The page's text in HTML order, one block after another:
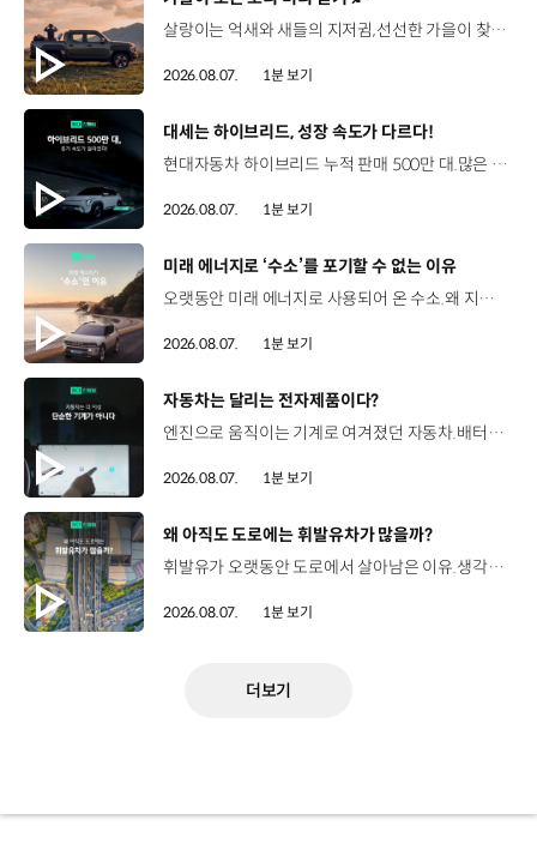
살랑이는 억새와 새들의 지저귐,선선한 가을이 찾아오는 소리. 더 기아 타스만과 함께 계절을 만나보세요. 🎧 *본 영상은 AI를 활용해 제작했습니다. #기아 #더기아타스만 #타스만 #가을 #입추 #Tasman #ASMR
2026.08.07. 1분 보기
[동영상]
대세는 하이브리드, 성장 속도가 다르다!
현대자동차 하이브리드 누적 판매 500만 대.많은 운전자들이 선택한 이유는 무엇일까요? 현대진행형 팟캐스트 EP.21에서 확인하세요.📻 #현대자동차그룹 #현대진행형 #모빌리티팟캐스트 #하이브리드 #연료 #미래모빌리티 #모빌리티
2026.08.07. 1분 보기
[동영상]
미래 에너지로 ‘수소’를 포기할 수 없는 이유
오랫동안 미래 에너지로 사용되어 온 수소.왜 지금까지도 중요한 선택지로 꼽힐까요? 현대진행형 팟캐스트 EP.21에서 확인하세요.📻 #현대자동차그룹 #현대진행형 #모빌리티팟캐스트 #수소전기차 #수소에너지 #연료 #미래모빌리티 #모빌리티
2026.08.07. 1분 보기
[동영상]
자동차는 달리는 전자제품이다?
엔진으로 움직이는 기계로 여겨졌던 자동차.배터리와 소프트웨어를 통해 어떻게 바뀌고 있을까요? 현대진행형 팟캐스트 EP.21에서 확인하세요.📻 #현대자동차그룹 #현대진행형 #모빌리티팟캐스트 #SDV #전기차 #연료 #미래모빌리티 #모빌리티
2026.08.07. 1분 보기
[동영상]
왜 아직도 도로에는 휘발유차가 많을까?
휘발유가 오랫동안 도로에서 살아남은 이유.생각보다 강력한 장점이 있었습니다. 현대진행형 팟캐스트 EP.21에서 확인하세요.📻 #현대자동차그룹 #현대진행형 #모빌리티팟캐스트 #휘발유 #내연기관 #연료 #미래모빌리티 #모빌리티
2026.08.07. 1분 보기
더보기